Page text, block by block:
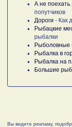
А не поехать
попутчиков
Дороги - Как
Рыбацкие
рыбалки
Рыболовные
Рыбалка в
Рыбалка на
Большие
Вы видите рекламу,